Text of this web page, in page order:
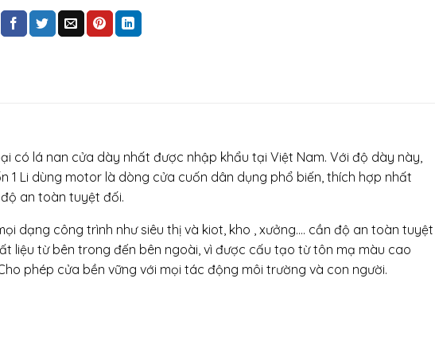
có lá nan cửa dày nhất được nhập khẩu tại Việt Nam. Với độ dày này,
1 Li dùng motor là dòng cửa cuốn dân dụng phổ biến, thích hợp nhất
an toàn tuyệt đối.
dạng công trình như siêu thị và kiot, kho , xưởng…. cần độ an toàn tuyệt
liệu từ bên trong đến bên ngoài, vì được cấu tạo từ tôn mạ màu cao
phép cửa bền vững với mọi tác động môi trường và con người.